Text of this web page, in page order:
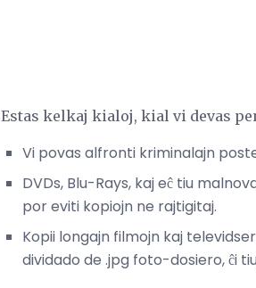
Estas kelkaj kialoj, kial vi devas
Vi povas alfronti kriminalajn
DVDs, Blu-Rays, kaj eĉ tiu
por eviti kopiojn ne rajtigitaj.
Kopii longajn filmojn kaj
dividado de .jpg foto-dosiero, ĉi